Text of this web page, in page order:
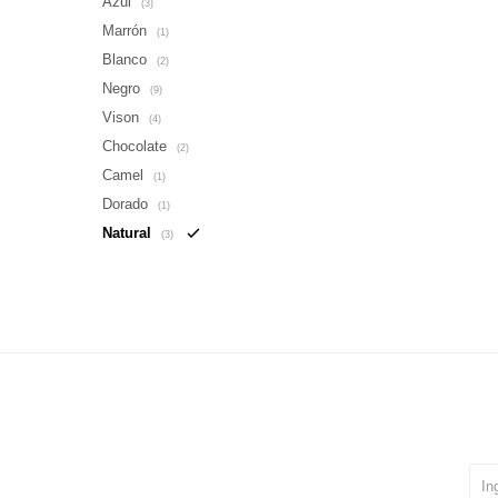
(3)
Marrón (1)
Blanco (2)
Negro (9)
Vison (4)
Chocolate (2)
Camel (1)
Dorado (1)
Natural (3)